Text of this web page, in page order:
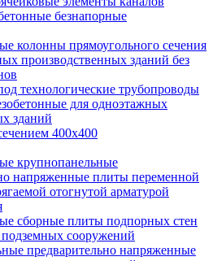
безнапорные
колонны прямоугольного сечения
производственных зданий без
технологические трубопроводы
для одноэтажных
зданий
400х400
крупнопанельные
напряженные плиты переменной
отогнутой арматурой
сборные плиты подпорных стен
сооружений
предварительно напряженные